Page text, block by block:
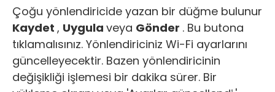
Çoğu yönlendiricide yazan bir düğme bulunur
Kaydet , Uygula veya Gönder . Bu butona
tıklamalısınız. Yönlendiriciniz Wi-Fi ayarlarını
güncelleyecektir. Bazen yönlendiricinin
değişikliği işlemesi bir dakika sürer. Bir